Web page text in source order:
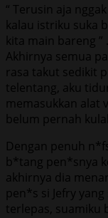
“ Terusin aja
kalau istriku suka
kita main bareng ” .
Akhirnya semua
rasa takut sedikit
telentang, aku
memasukkan alat
belum pernah
Dengan penuh
b*tang pen*snya
akhirnya dia
pen*s si Jefry
terlepas, suamiku